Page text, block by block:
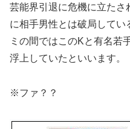
芸能界引退に危機に立た
に相手男性とは破局してい
ミの間ではこのKと有名若
浮上していたといいます。
※ファ？？